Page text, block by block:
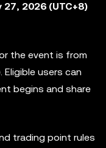
27, 2026 (UTC+8)
the event is from
. Eligible users can
begins and share
trading point rules